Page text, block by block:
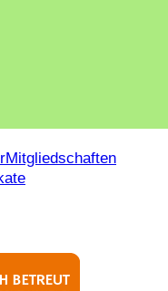
Mitgliedschaften